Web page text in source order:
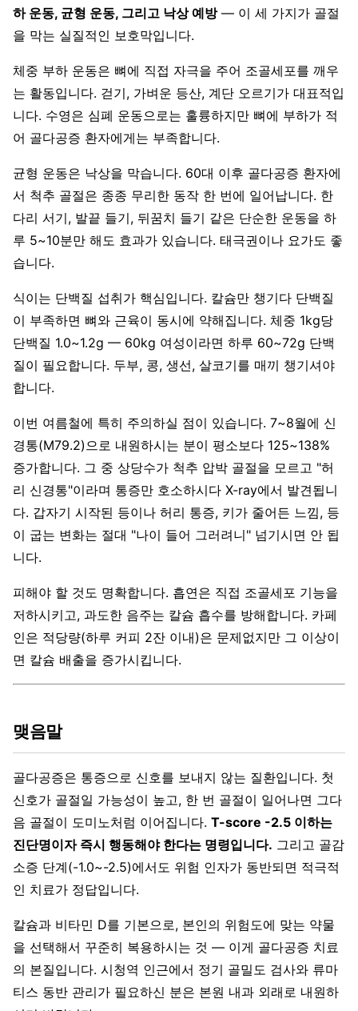
하 운동, 균형 운동, 그리고 낙상 예방— 이 세 가지가 골절
을 막는 실질적인 보호막입니다.
체중 부하 운동은 뼈에 직접 자극을 주어 조골세포를 깨우
는 활동입니다. 걷기, 가벼운 등산, 계단 오르기가 대표적입
니다. 수영은 심폐 운동으로는 훌륭하지만 뼈에 부하가 적
어 골다공증 환자에게는 부족합니다.
균형 운동은 낙상을 막습니다. 60대 이후 골다공증 환자에
서 척추 골절은 종종 무리한 동작 한 번에 일어납니다. 한
다리 서기, 발끝 들기, 뒤꿈치 들기 같은 단순한 운동을 하
루 5~10분만 해도 효과가 있습니다. 태극권이나 요가도 좋
습니다.
식이는 단백질 섭취가 핵심입니다. 칼슘만 챙기다 단백질
이 부족하면 뼈와 근육이 동시에 약해집니다. 체중 1kg당
단백질 1.0~1.2g — 60kg 여성이라면 하루 60~72g 단백
질이 필요합니다. 두부, 콩, 생선, 살코기를 매끼 챙기셔야
합니다.
이번 여름철에 특히 주의하실 점이 있습니다. 7~8월에 신
경통(M79.2)으로 내원하시는 분이 평소보다 125~138%
증가합니다. 그 중 상당수가 척추 압박 골절을 모르고 "허
리 신경통"이라며 통증만 호소하시다 X-ray에서 발견됩니
다. 갑자기 시작된 등이나 허리 통증, 키가 줄어든 느낌, 등
이 굽는 변화는 절대 "나이 들어 그러려니" 넘기시면 안 됩
니다.
피해야 할 것도 명확합니다. 흡연은 직접 조골세포 기능을
저하시키고, 과도한 음주는 칼슘 흡수를 방해합니다. 카페
인은 적당량(하루 커피 2잔 이내)은 문제없지만 그 이상이
면 칼슘 배출을 증가시킵니다.
맺음말
골다공증은 통증으로 신호를 보내지 않는 질환입니다. 첫
신호가 골절일 가능성이 높고, 한 번 골절이 일어나면 그다
음 골절이 도미노처럼 이어집니다. T-score -2.5 이하는
진단명이자 즉시 행동해야 한다는 명령입니다. 그리고 골감
소증 단계(-1.0~-2.5)에서도 위험 인자가 동반되면 적극적
인 치료가 정답입니다.
칼슘과 비타민 D를 기본으로, 본인의 위험도에 맞는 약물
을 선택해서 꾸준히 복용하시는 것 — 이게 골다공증 치료
의 본질입니다. 시청역 인근에서 정기 골밀도 검사와 류마
티스 동반 관리가 필요하신 분은 본원 내과 외래로 내원하